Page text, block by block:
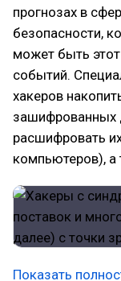
прогнозах в
безопасности,
может быть
событий.
хакеров
зашифрованных
расшифровать
компьютеров),
Показать